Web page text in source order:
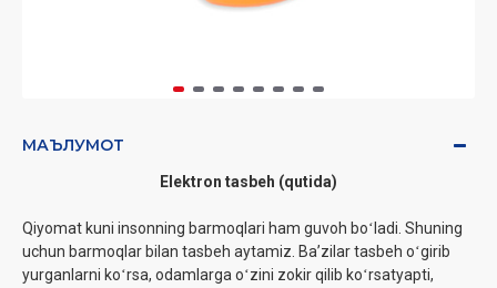
МАЪЛУМОТ
Elektron tasbeh (qutida)
Qiyomat kuni insonning barmoqlari ham guvoh boʻladi. Shuning
uchun barmoqlar bilan tasbeh aytamiz. Baʼzilar tasbeh oʻgirib
yurganlarni koʻrsa, odamlarga oʻzini zokir qilib koʻrsatyapti,